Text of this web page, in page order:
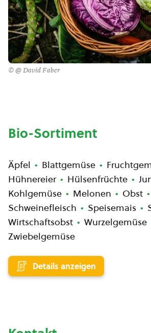
© @ David Faber
Bio-Sortiment
Äpfel Blattgemüse
Hühnereier
Hülsenfrüchte
Kohlgemüse
Melonen
Obst
Schweinefleisch
Speisemais
Wirtschaftsobst
Wurzelgemüse
Zwiebelgemüse
Details anzeigen